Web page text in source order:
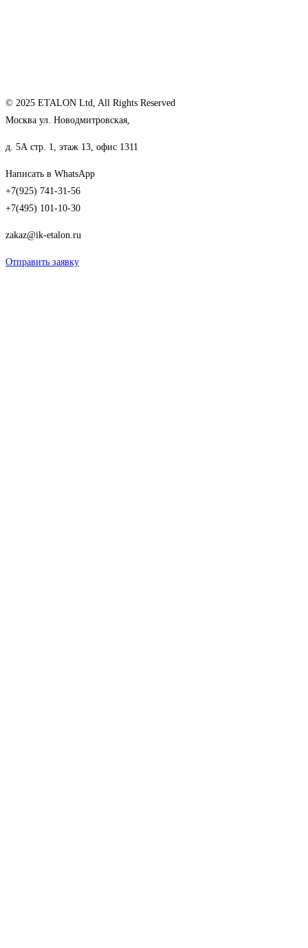
© 2025 ETALON Ltd, All Rights Reserved
Москва ул. Новодмитровская,
д. 5А стр. 1, этаж 13, офис 1311
Написать в WhatsApp
+7(925) 741-31-56
+7(495) 101-10-30
zakaz@ik-etalon.ru
Отправить заявку